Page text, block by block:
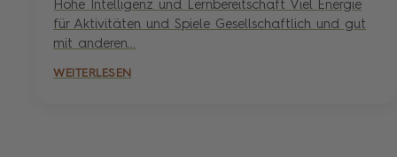
Hohe Intelligenz und Lernbereitschaft Viel Energie
für Aktivitäten und Spiele Gesellschaftlich und gut
mit anderen...
WEITERLESEN